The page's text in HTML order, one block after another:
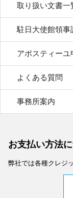
取り扱い文書一
駐日大使館領
アポスティー
よくある質問
事務所案内
お支払い方法
弊社では各種クレジ